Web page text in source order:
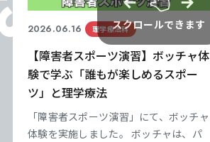
2026.06.16 理学療法科
【障害者スポーツ演習】ボッチャ体
験で学ぶ「誰もが楽しめるスポー
ツ」と理学療法
「障害者スポーツ演習」にて、ボッチャ
体験を実施しました。 ボッチャは、パ
スクロールできます